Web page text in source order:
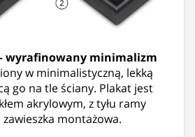
wyrafinowany minimalizm
w minimalistyczną, lekką
go na tle ściany. Plakat jest
akrylowym, z tyłu ramy
montażowa.